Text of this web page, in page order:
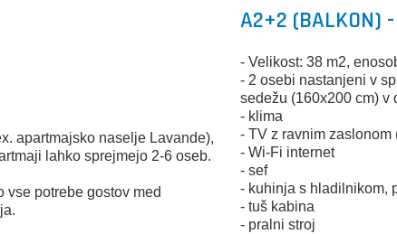
apartmajsko naselje Lavande),
lahko sprejmejo 2-6 oseb.
potrebe gostov med
A2+2 (BALKON)
- Velikost: 38 m2,
- 2 osebi nastanjeni v
sedežu (160x200 cm) v
- klima
- TV z ravnim zaslonom
- Wi-Fi internet
- sef
- kuhinja s hladilnikom,
- tuš kabina
- pralni stroj